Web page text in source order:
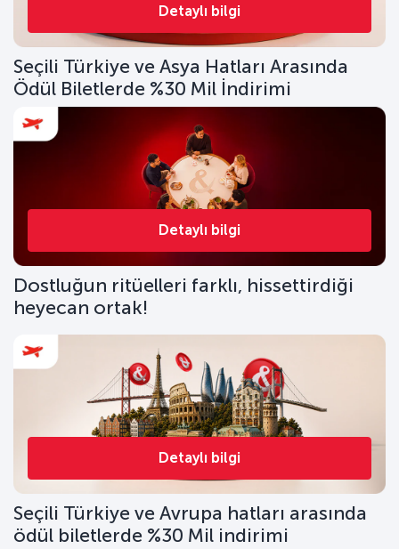
Detaylı bilgi
Seçili Türkiye ve Asya Hatları Arasında
Ödül Biletlerde %30 Mil İndirimi
Detaylı bilgi
Dostluğun ritüelleri farklı, hissettirdiği
heyecan ortak!
Detaylı bilgi
Seçili Türkiye ve Avrupa hatları arasında
ödül biletlerde %30 Mil indirimi